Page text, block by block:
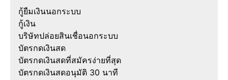
กู้ยืมเงินนอกระบบ
กู้เงิน
บริษัทปล่อยสินเชื่อนอกระบบ
บัตรกดเงินสด
บัตรกดเงินสดที่สมัครง่ายที่สุด
บัตรกดเงินสดอนุมัติ 30 นาที